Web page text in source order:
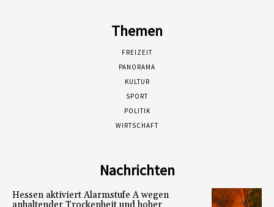
Themen
FREIZEIT
PANORAMA
KULTUR
SPORT
POLITIK
WIRTSCHAFT
Nachrichten
Hessen aktiviert Alarmstufe A wegen
anhaltender Trockenheit und hoher